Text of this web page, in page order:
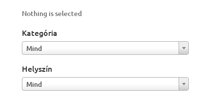
Nothing is selected
Kategória
Mind
Helyszín
Mind